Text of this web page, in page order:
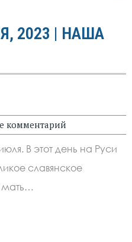
2023 | НАША
комментарий
В этот день на Руси
славянское
мать…